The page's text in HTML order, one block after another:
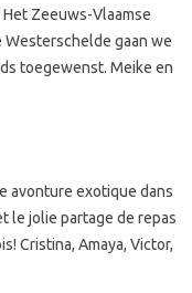
Zeeuws-Vlaamse
Westerschelde gaan we
toegewenst. Meike en
avonture exotique dans
le jolie partage de repas
Cristina, Amaya, Victor,